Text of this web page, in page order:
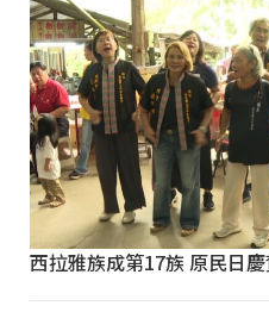
西拉雅族成第17族 原民日